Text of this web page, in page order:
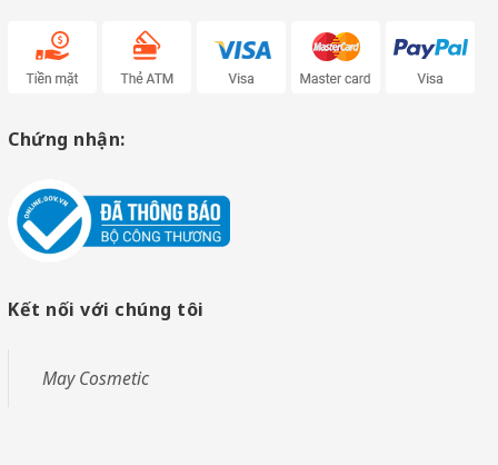
Chứng nhận:
Kết nối với chúng tôi
May Cosmetic